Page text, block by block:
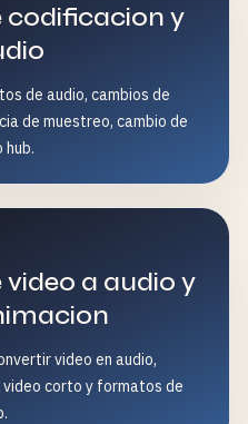
codificacion y
de audio, cambios de
de muestreo, cambio de
hub.
a audio y
video en audio,
corto y formatos de